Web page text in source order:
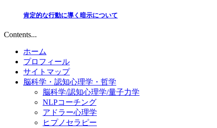
肯定的な行動に導く暗示について
Contents...
ホーム
プロフィール
サイトマップ
脳科学・認知心理学・哲学
脳科学/認知心理学/量子力学
NLPコーチング
アドラー心理学
ヒプノセラピー